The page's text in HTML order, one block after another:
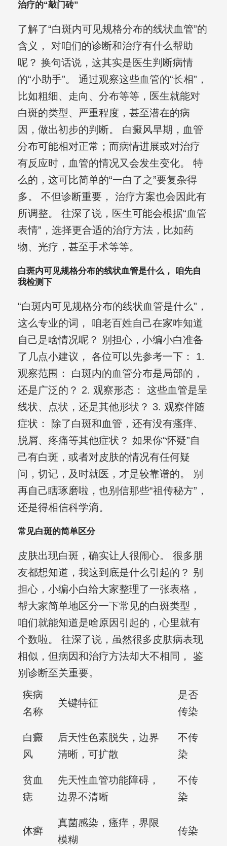
治疗的“敲门砖”
了解了“白斑内可见规格分布的线状血管”的
含义， 对咱们的诊断和治疗有什么帮助
呢？ 换句话说，这其实是医生判断病情
的“小助手”。 通过观察这些血管的“长相”，
比如粗细、走向、分布等等，医生就能对
白斑的类型、严重程度，甚至潜在的病
因，做出初步的判断。 白癜风早期，血管
分布可能相对正常；而病情进展或对治疗
有反应时，血管的情况又会发生变化。 特
么的，这可比简单的“一白了之”要复杂得
多。 不但诊断重要， 治疗方案也会因此有
所调整。 往深了说，医生可能会根据“血管
表情”，选择更合适的治疗方法，比如药
物、光疗，甚至手术等等。
白斑内可见规格分布的线状血管是什么， 咱先自
我检测下
“白斑内可见规格分布的线状血管是什么”，
这么专业的词， 咱老百姓自己在家咋知道
自己是啥情况呢？ 别担心，小编小白准备
了几点小建议， 各位可以先参考一下： 1.
观察范围： 白斑内的血管分布是局部的，
还是广泛的？ 2. 观察形态： 这些血管是呈
线状、点状，还是其他形状？ 3. 观察伴随
症状： 除了白斑和血管，还有没有瘙痒、
脱屑、疼痛等其他症状？ 如果你“怀疑”自
己有白斑，或者对皮肤的情况有任何疑
问，切记，及时就医，才是较靠谱的。 别
再自己瞎琢磨啦，也别信那些“祖传秘方”，
还是得相信科学滴。
常见白斑的简单区分
皮肤出现白斑，确实让人很闹心。 很多朋
友都想知道，我这到底是什么引起的？ 别
担心，小编小白给大家整理了一张表格，
帮大家简单地区分一下常见的白斑类型，
咱们就能知道是啥原因引起的，心里就有
个数啦。 往深了说，虽然很多皮肤病表现
相似，但病因和治疗方法却大不相同， 鉴
别诊断至关重要。
疾病
名称
关键特征
是否
传染
白癜
风
后天性色素脱失，边界
清晰，可扩散
不传
染
贫血
痣
先天性血管功能障碍，
边界不清晰
不传
染
体癣
真菌感染，瘙痒，界限
模糊
传染